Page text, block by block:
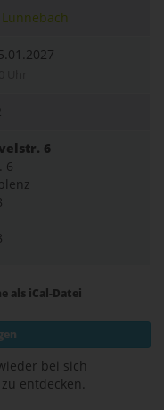
6
6
als iCal-Datei
bei sich
entdecken.